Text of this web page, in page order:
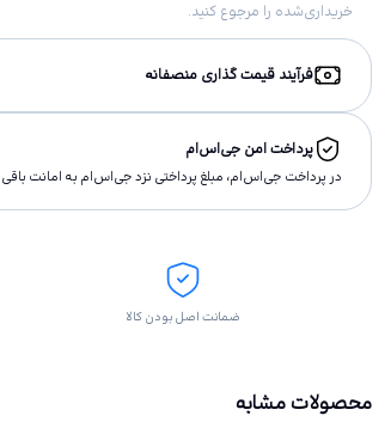
خریداری‌شده را مرجوع کنید.
فرآیند قیمت گذاری منصفانه
پرداخت امن جی‌اس‌ام
در پرداخت جی‌اس‌ام، مبلغ پرداختى نزد جی‌اس‌ام به امانت
ضمانت اصل بودن کالا
محصولات مشابه